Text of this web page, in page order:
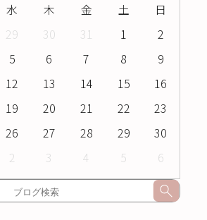
水 木 金 土
日
29 30 31 1
2
5 6 7 8
9
12 13 14 15
16
19 20 21 22
23
26 27 28 29
30
2 3 4 5 6